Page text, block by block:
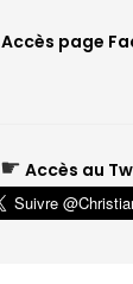
Accès page
☛ Accès au